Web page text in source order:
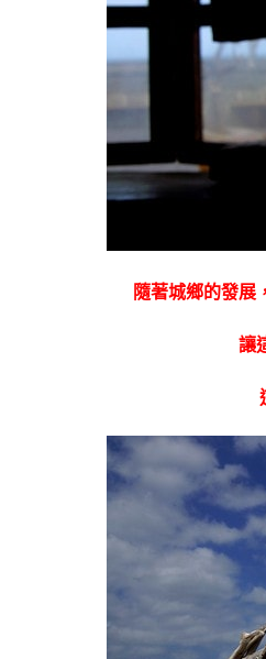
隨著城鄉的發展
讓